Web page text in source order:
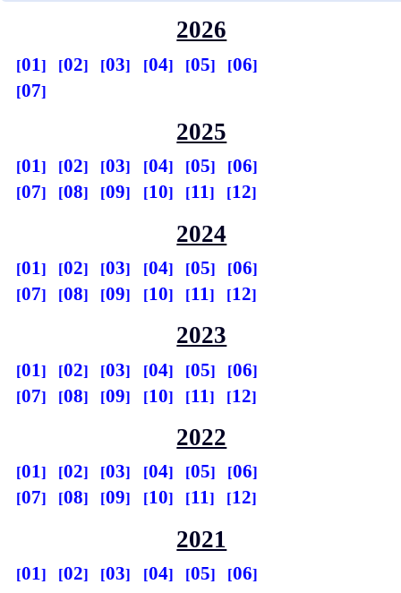
2026
01 02 03 04 05
06
07
2025
01 02 03 04 05
06
07
08 09 10 11 12
2024
01 02 03 04 05
06
07
08 09 10 11 12
2023
01 02 03 04 05
06
07
08 09 10 11 12
2022
01 02 03 04 05
06
07
08 09 10 11 12
2021
01 02 03 04 05
06